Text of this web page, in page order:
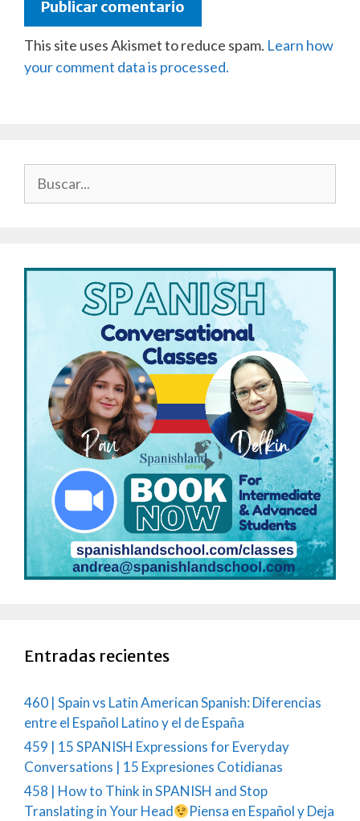
This site uses Akismet to reduce spam. Learn how
your comment data is processed.
Entradas recientes
460 | Spain vs Latin American Spanish: Diferencias
entre el Español Latino y el de España
459 | 15 SPANISH Expressions for Everyday
Conversations | 15 Expresiones Cotidianas
458 | How to Think in SPANISH and Stop
Translating in Your Head
Piensa en Español y Deja